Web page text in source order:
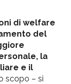
di welfare
del
la
e il
scopo – si